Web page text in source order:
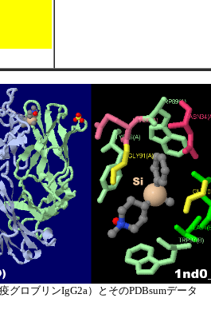
グロブリンIgG2a）とそのPDBsumデータ